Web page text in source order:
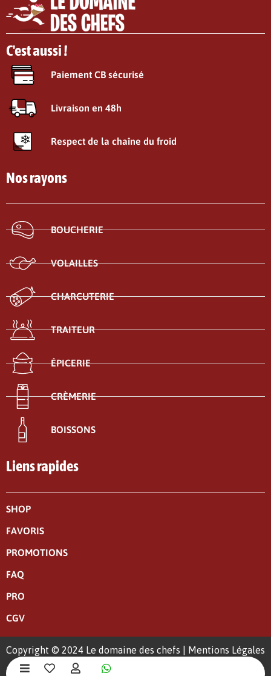
C'est aussi !
Paiement CB sécurisé
Livraison en 48h
Respect de la chaîne du froid
Nos rayons
BOUCHERIE
VOLAILLES
CHARCUTERIE
TRAITEUR
ÉPICERIE
CRÈMERIE
BOISSONS
Liens rapides
SHOP
FAVORIS
PROMOTIONS
FAQ
PRO
CGV
Copyright © 2024 Le domaine des chefs | Mentions Légales
|Politique de confidentialité